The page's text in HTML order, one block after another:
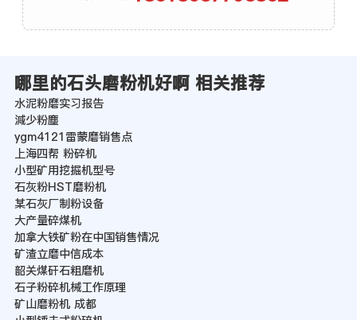
哪里的石头磨粉机好啊 相关推荐
水泥粉磨实习报告
減少粉塵
ygm4121雷蒙磨销售点
上海四帮 粉碎机
小型矿用挖掘机型号
石灰粉HST磨粉机
某石灰厂制粉设备
大产量碎煤机
加拿大铁矿粉在中国销售情况
矿渣立磨中信成本
韶关煤矸石粗磨机
石子粉碎机械工作原理
矿山磨粉机 成都